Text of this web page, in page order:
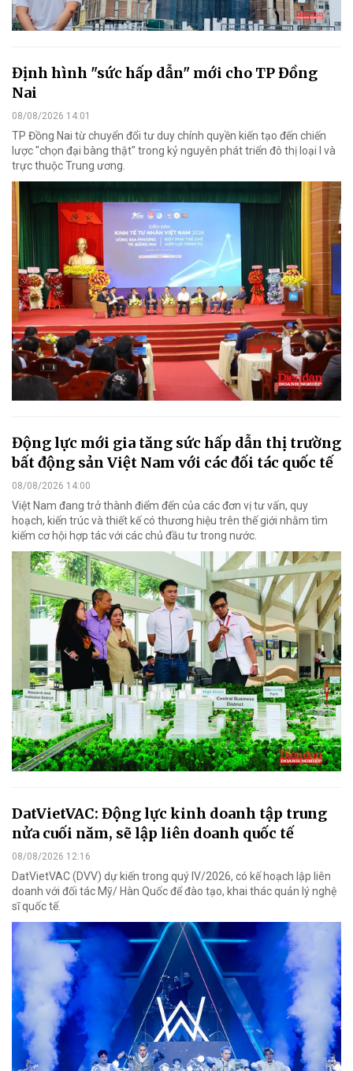
Định hình "sức hấp dẫn" mới cho TP Đồng
Nai
08/08/2026 14:01
TP Đồng Nai từ chuyển đổi tư duy chính quyền kiến tạo đến chiến
lược "chọn đại bàng thật" trong kỷ nguyên phát triển đô thị loại I và
trực thuộc Trung ương.
Động lực mới gia tăng sức hấp dẫn thị trường
bất động sản Việt Nam với các đối tác quốc tế
08/08/2026 14:00
Việt Nam đang trở thành điểm đến của các đơn vị tư vấn, quy
hoạch, kiến trúc và thiết kế có thương hiệu trên thế giới nhằm tìm
kiếm cơ hội hợp tác với các chủ đầu tư trong nước.
DatVietVAC: Động lực kinh doanh tập trung
nửa cuối năm, sẽ lập liên doanh quốc tế
08/08/2026 12:16
DatVietVAC (DVV) dự kiến trong quý IV/2026, có kế hoạch lập liên
doanh với đối tác Mỹ/ Hàn Quốc để đào tạo, khai thác quản lý nghệ
sĩ quốc tế.